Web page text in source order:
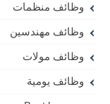
وظائف منظمات
وظائف مهندسين
وظائف مولات
وظائف يومية